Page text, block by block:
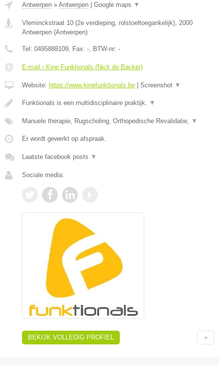
Antwerpen » Antwerpen | Google maps ▼
Vleminckstraat 10 (2e verdieping, rolstoeltoegankelijk) 2000
Antwerpen (Antwerpen)
Tel: 0495888109 , Fax: - , BTW-nr: -
E-mail › Kine Funktionals (Nick de Backer)
Website: https://www.kinefunktionals.be | Screenshot ▼
Funktionals is een multidisciplinaire praktijk. ▼
Manuele therapie, Rugscholing, Orthopedische Revalidatie, ▼
Er wordt gewerkt op afspraak.
Laatste facebook posts ▼
Sociale media:
BEKIJK VOLLEDIG PROFIEL